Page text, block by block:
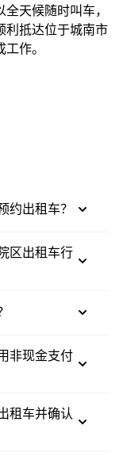
天候随时叫车，
利抵达位于城南市
作。
约出租车？
区出租车行
非现金支付
租车并确认